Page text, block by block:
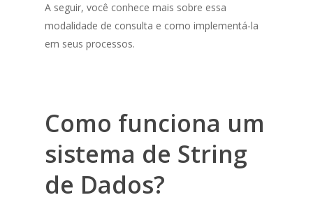
A seguir, você conhece mais sobre essa
modalidade de consulta e como implementá-la
em seus processos.
Como funciona um
sistema de String
de Dados?